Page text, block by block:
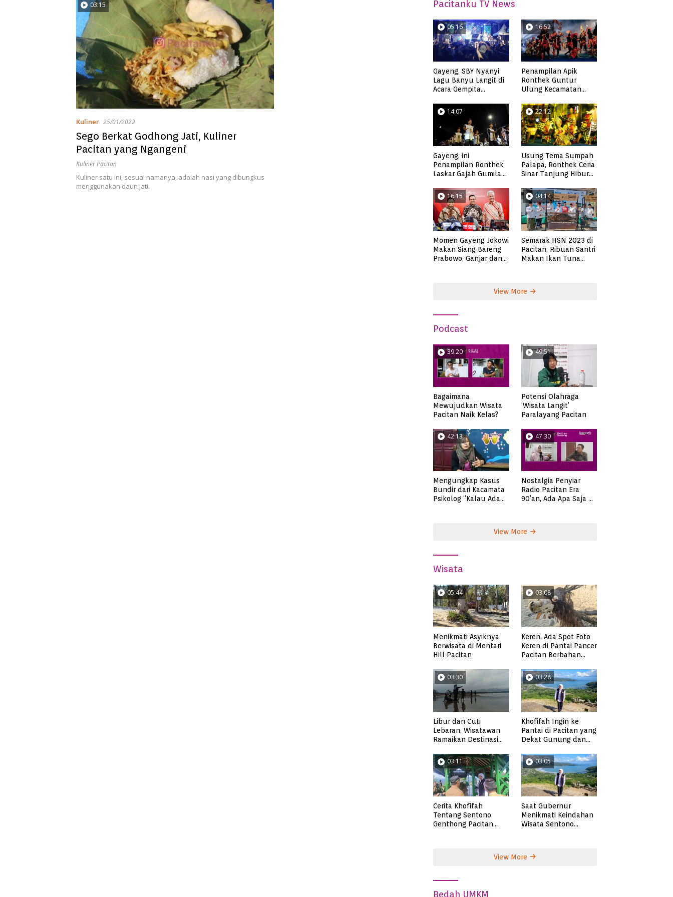
03:15
Kuliner 25/01/2022
Sego Berkat Godhong Jati, Kuliner
Pacitan yang Ngangeni
Kuliner Pacitan
Kuliner satu ini, sesuai namanya, adalah nasi yang dibungkus
menggunakan daun jati.
Pacitanku TV News
05:16
Gayeng, SBY Nyanyi
Lagu Banyu Langit di
Acara Gempita
16:52
Penampilan Apik
Ronthek Guntur
Ulung Kecamatan
14:07
Gayeng, ini
Penampilan Ronthek
Laskar Gajah Gumilap
22:12
Usung Tema Sumpah
Palapa, Ronthek Ceria
Sinar Tanjung Hibur
FRP 2023
16:15
Momen Gayeng Jokowi
Makan Siang Bareng
Prabowo, Ganjar dan
04:14
Semarak HSN 2023 di
Pacitan, Ribuan Santri
Makan Ikan Tuna
View More
Podcast
39:20
Bagaimana
Mewujudkan Wisata
Pacitan Naik Kelas?
49:51
Potensi Olahraga
‘Wisata Langit’
Paralayang Pacitan
42:13
Mengungkap Kasus
Bundir dari Kacamata
Psikolog “Kalau Ada
47:30
Nostalgia Penyiar
Radio Pacitan Era
90’an, Ada Apa Saja di
View More
Wisata
05:44
Menikmati Asyiknya
Berwisata di Mentari
Hill Pacitan
03:08
Keren, Ada Spot Foto
Keren di Pantai Pancer
Pacitan Berbahan
03:30
Libur dan Cuti
Lebaran, Wisatawan
Ramaikan Destinasi
03:28
Khofifah Ingin ke
Pantai di Pacitan yang
Dekat Gunung dan
Pangasan?
03:11
Cerita Khofifah
Tentang Sentono
Genthong Pacitan
03:05
Saat Gubernur
Menikmati Keindahan
Wisata Sentono
View More
Bedah UMKM